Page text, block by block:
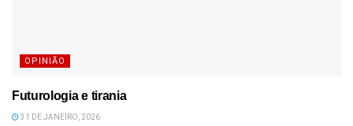
OPINIÃO
Futurologia e tirania
31 DE JANEIRO, 2026